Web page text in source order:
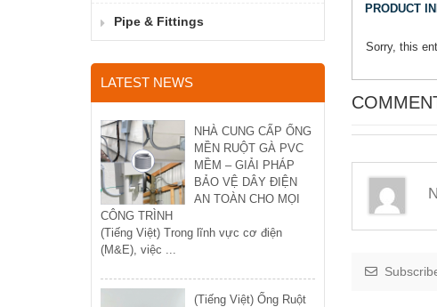
Pipe & Fittings
LATEST NEWS
NHÀ CUNG CẤP ỐNG
MỀN RUỘT GÀ PVC
MỀM – GIẢI PHÁP
BẢO VỆ DÂY ĐIỆN
AN TOÀN CHO MỌI
CÔNG TRÌNH
(Tiếng Việt) Trong lĩnh vực cơ điện
(M&E), việc ...
(Tiếng Việt) Ống Ruột
PRODUCT
Sorry, this